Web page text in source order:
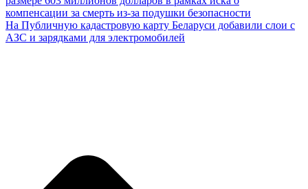
компенсации за смерть из-за подушки безопасности
На Публичную кадастровую карту Беларуси добавили слои с
АЗС и зарядками для электромобилей